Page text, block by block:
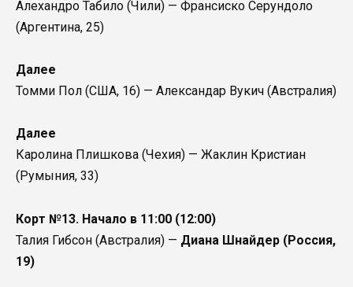
Алехандро Табило (Чили) — Франсиско Серундоло
(Аргентина, 25)
Далее
Томми Пол (США, 16) — Александар Вукич (Австралия)
Далее
Каролина Плишкова (Чехия) — Жаклин Кристиан
(Румыния, 33)
Корт №13. Начало в 11:00 (12:00)
Талия Гибсон (Австралия) — Диана Шнайдер (Россия,
19)